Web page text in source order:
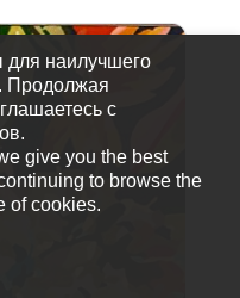
наилучшего
Продолжая
с
give you the best
to browse the
of cookies.